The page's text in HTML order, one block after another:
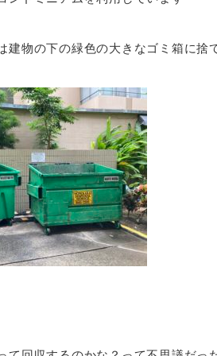
建物の下の緑色の大きなゴミ箱に捨